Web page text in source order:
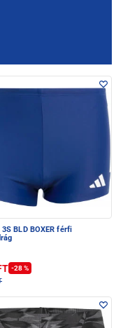
3S BLD BOXER férfi
-28 %